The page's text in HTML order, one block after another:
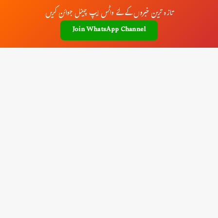
تازہ ترین خبروں کے لئے واٹس ایپ چینل جوائن کریں
Join WhatsApp Channel